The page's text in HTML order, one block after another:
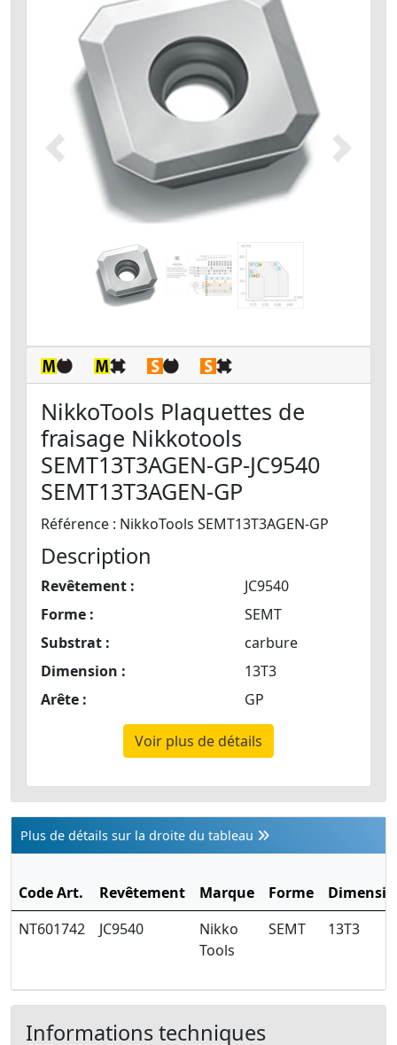
Précédent Suivant
NikkoTools Plaquettes de
fraisage Nikkotools
SEMT13T3AGEN-GP-JC9540
SEMT13T3AGEN-GP
Référence : NikkoTools SEMT13T3AGEN-GP
Description
Revêtement :
JC9540
Forme :
SEMT
Substrat :
carbure
Dimension :
13T3
Arête :
GP
Voir plus de détails
Plus de détails sur la droite du tableau
Code Art. Revêtement Marque Forme
NT601742
JC9540
Nikko
Tools
SEMT 13T3
Informations techniques